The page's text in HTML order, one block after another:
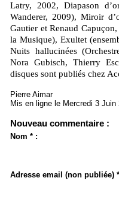
Latry, 2002, Diapason
Wanderer, 2009), Miroir
Gautier et Renaud
la Musique), Exultet
Nuits hallucinées
Nora Gubisch, Thierry
disques sont publiés chez
Pierre Aimar
Mis en ligne le Mercredi 3
Nouveau commentaire :
Nom * :
Adresse email (non publiée)